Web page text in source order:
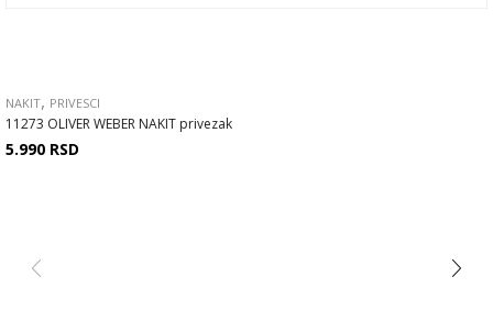
NAKIT, PRIVESCI
11273 OLIVER WEBER NAKIT privezak
5.990 RSD